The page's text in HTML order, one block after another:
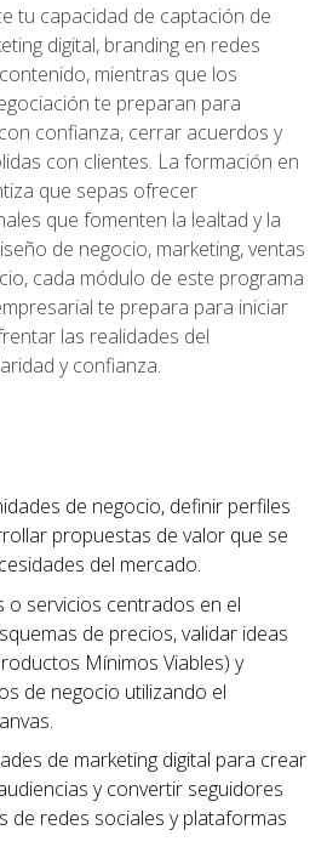
tu capacidad de captación de
digital, branding en redes
mientras que los
te preparan para
confianza, cerrar acuerdos y
con clientes. La formación en
que sepas ofrecer
que fomenten la lealtad y la
de negocio, marketing, ventas
cada módulo de este programa
te prepara para iniciar
las realidades del
y confianza.
de negocio, definir perfiles
propuestas de valor que se
del mercado.
o servicios centrados en el
de precios, validar ideas
Mínimos Viables) y
de negocio utilizando el
de marketing digital para crear
y convertir seguidores
de redes sociales y plataformas